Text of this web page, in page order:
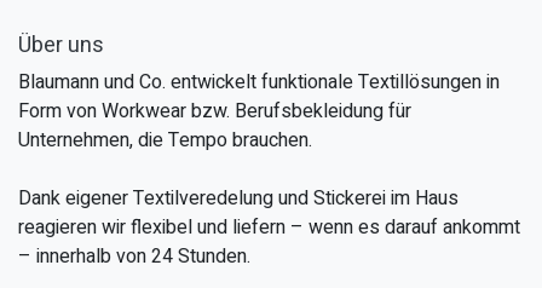
Über uns
Blaumann und Co. entwickelt funktionale Textillösungen in
Form von Workwear bzw. Berufsbekleidung für
Unternehmen, die Tempo brauchen.
Dank eigener Textilveredelung und Stickerei im Haus
reagieren wir flexibel und liefern – wenn es darauf ankommt
– innerhalb von 24 Stunden.